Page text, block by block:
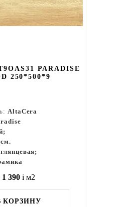
PARADISE
250*500*9
AltaCera
глянцевая;
1 390 i м2
КОРЗИНУ